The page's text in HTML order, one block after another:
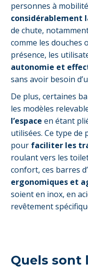
personnes à
considérablement
de chute,
comme les douches
présence, les
autonomie et
sans avoir besoin
De plus, certaines
les modèles
l’espaceen étant
utilisées. Ce type
pour faciliter les
roulant vers les
confort, ces barres
ergonomiques et
soient en inox, en
revêtement
Quels sont